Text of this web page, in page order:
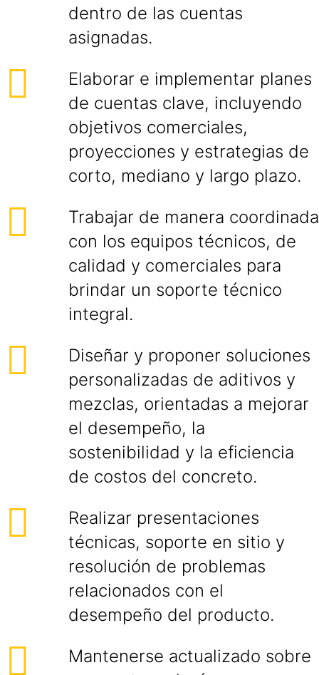
dentro de las cuentas
asignadas.
Elaborar e implementar planes
de cuentas clave, incluyendo
objetivos comerciales,
proyecciones y estrategias de
corto, mediano y largo plazo.
Trabajar de manera coordinada
con los equipos técnicos, de
calidad y comerciales para
brindar un soporte técnico
integral.
Diseñar y proponer soluciones
personalizadas de aditivos y
mezclas, orientadas a mejorar
el desempeño, la
sostenibilidad y la eficiencia
de costos del concreto.
Realizar presentaciones
técnicas, soporte en sitio y
resolución de problemas
relacionados con el
desempeño del producto.
Mantenerse actualizado sobre